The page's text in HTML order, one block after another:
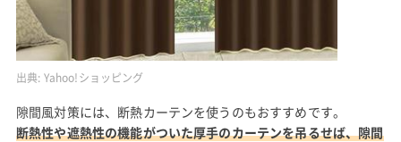
出典: Yahoo!ショッピング
隙間風対策には、断熱カーテンを使うのもおすすめです。
断熱性や遮熱性の機能がついた厚手のカーテンを吊るせば、隙間